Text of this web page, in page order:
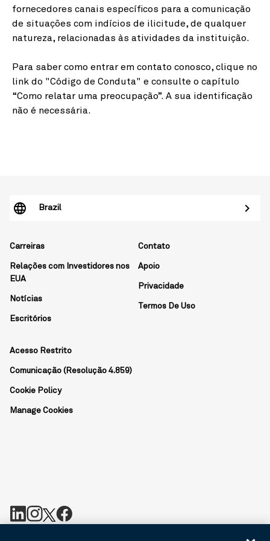
fornecedores canais específicos para a comunicação
de situações com indícios de ilicitude, de qualquer
natureza, relacionadas às atividades da instituição.
Para saber como entrar em contato conosco, clique no
link do "Código de Conduta" e consulte o capítulo
“Como relatar uma preocupação”. A sua identificação
não é necessária.
Carreiras
Relações com Investidores nos
EUA
Notícias
Escritórios
Contato
Apoio
Privacidade
Termos De Uso
Acesso Restrito
Comunicação (Resolução 4.859)
Cookie Policy
Manage Cookies
Brazil